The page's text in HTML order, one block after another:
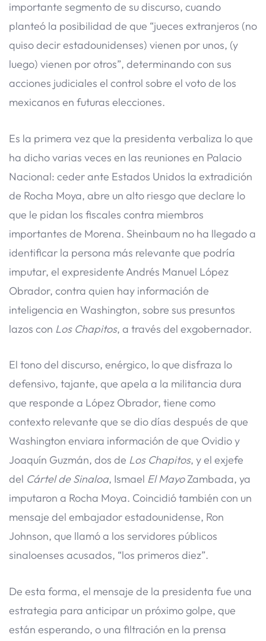
importante segmento de su discurso, cuando
planteó la posibilidad de que “jueces extranjeros (no
quiso decir estadounidenses) vienen por unos, (y
luego) vienen por otros”, determinando con sus
acciones judiciales el control sobre el voto de los
mexicanos en futuras elecciones.
Es la primera vez que la presidenta verbaliza lo que
ha dicho varias veces en las reuniones en Palacio
Nacional: ceder ante Estados Unidos la extradición
de Rocha Moya, abre un alto riesgo que declare lo
que le pidan los fiscales contra miembros
importantes de Morena. Sheinbaum no ha llegado a
identificar la persona más relevante que podría
imputar, el expresidente Andrés Manuel López
Obrador, contra quien hay información de
inteligencia en Washington, sobre sus presuntos
lazos con Los Chapitos, a través del exgobernador.
El tono del discurso, enérgico, lo que disfraza lo
defensivo, tajante, que apela a la militancia dura
que responde a López Obrador, tiene como
contexto relevante que se dio días después de que
Washington enviara información de que Ovidio y
Joaquín Guzmán, dos de Los Chapitos, y el exjefe
del Cártel de Sinaloa, Ismael El MayoZambada, ya
imputaron a Rocha Moya. Coincidió también con un
mensaje del embajador estadounidense, Ron
Johnson, que llamó a los servidores públicos
sinaloenses acusados, “los primeros diez”.
De esta forma, el mensaje de la presidenta fue una
estrategia para anticipar un próximo golpe, que
están esperando, o una filtración en la prensa